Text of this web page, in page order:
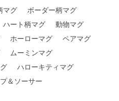
マグ
ボーダー柄マグ
ハート柄マグ
動物マグ
ホーローマグ
ペアマグ
ムーミンマグ
ハローキティマグ
＆ソーサー